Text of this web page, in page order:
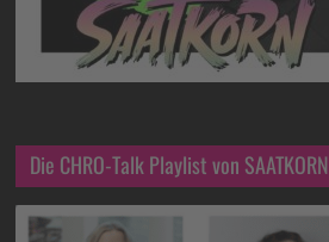
Die CHRO-Talk Playlist von SAATKORN